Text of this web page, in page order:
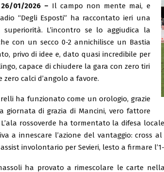
01/2026 – Il campo non mente mai, e
“Degli Esposti” ha raccontato ieri una
L’incontro se lo aggiudica la
con un secco 0-2 annichilisce un Bastia
privo di idee e, dato quasi incredibile per
capace di chiudere la gara con zero tiri
zero calci d’angolo a favore.
ha funzionato come un orologio, grazie
giornata di grazia di Mancini, vero fattore
rossoverde ha tormentato la difesa
a innescare l’azione del vantaggio: cross
involontario per Sevieri, lesto a firmare
ha provato a rimescolare le carte